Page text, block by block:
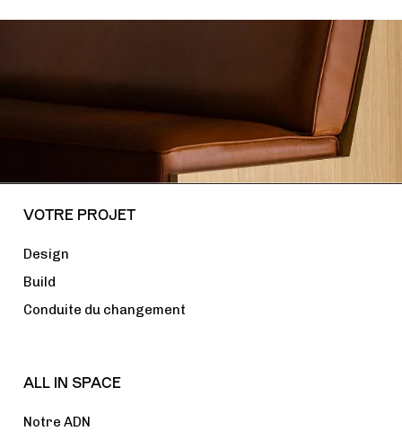
VOTRE PROJET
Design
Build
Conduite du changement
ALL IN SPACE
Notre ADN